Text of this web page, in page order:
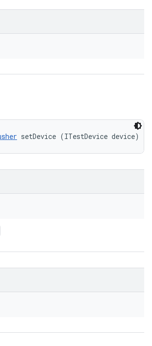
setDevice (ITestDevice device)